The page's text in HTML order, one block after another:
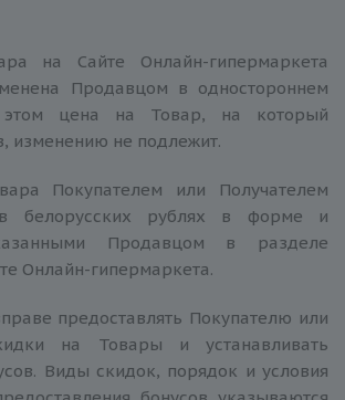
на Сайте Онлайн-гипермаркета
Продавцом в одностороннем
цена на Товар, на который
изменению не подлежит.
Покупателем или Получателем
в белорусских рублях в форме и
Продавцом в разделе
Онлайн-гипермаркета.
предоставлять Покупателю или
на Товары и устанавливать
Виды скидок, порядок и условия